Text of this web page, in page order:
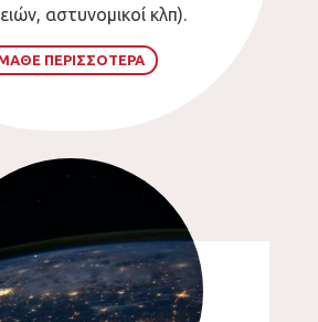
αστυνομικοί κλπ).
ΠΕΡΙΣΣΟΤΕΡΑ